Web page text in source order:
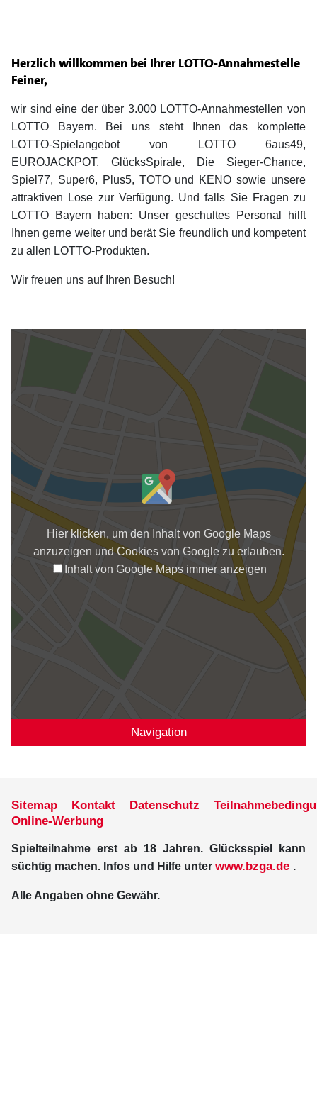
Herzlich willkommen bei Ihrer LOTTO-Annahmestelle
Feiner,
wir sind eine der über 3.000 LOTTO-Annahmestellen von
LOTTO Bayern. Bei uns steht Ihnen das komplette
LOTTO-Spielangebot von LOTTO 6aus49,
EUROJACKPOT, GlücksSpirale, Die Sieger-Chance,
Spiel77, Super6, Plus5, TOTO und KENO sowie unsere
attraktiven Lose zur Verfügung. Und falls Sie Fragen zu
LOTTO Bayern haben: Unser geschultes Personal hilft
Ihnen gerne weiter und berät Sie freundlich und kompetent
zu allen LOTTO-Produkten.
Wir freuen uns auf Ihren Besuch!
Hier klicken, um den Inhalt von Google Maps
anzuzeigen und Cookies von Google zu erlauben.
Inhalt von Google Maps immer anzeigen
Navigation
Sitemap Kontakt Datenschutz
Online-Werbung
Spielteilnahme erst ab 18 Jahren. Glücksspiel kann
süchtig machen. Infos und Hilfe unter www.bzga.de .
Alle Angaben ohne Gewähr.